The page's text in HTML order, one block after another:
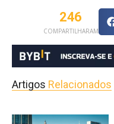
COMPARTILHARAM
246
Artigos Relacionados